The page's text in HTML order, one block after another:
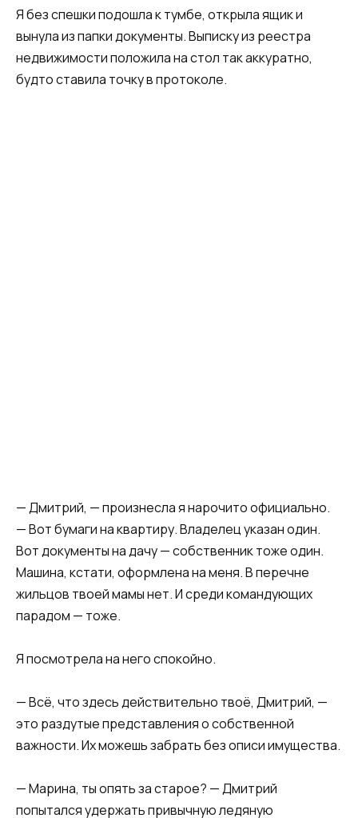
Я без спешки подошла к тумбе, открыла ящик и
вынула из папки документы. Выписку из реестра
недвижимости положила на стол так аккуратно,
будто ставила точку в протоколе.
— Дмитрий, — произнесла я нарочито официально.
— Вот бумаги на квартиру. Владелец указан один.
Вот документы на дачу — собственник тоже один.
Машина, кстати, оформлена на меня. В перечне
жильцов твоей мамы нет. И среди командующих
парадом — тоже.
Я посмотрела на него спокойно.
— Всё, что здесь действительно твоё, Дмитрий, —
это раздутые представления о собственной
важности. Их можешь забрать без описи имущества.
— Марина, ты опять за старое? — Дмитрий
попытался удержать привычную ледяную